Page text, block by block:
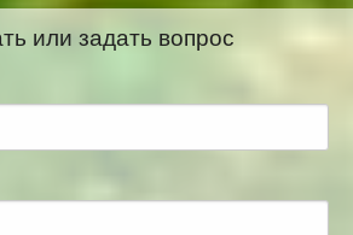
или задать вопрос